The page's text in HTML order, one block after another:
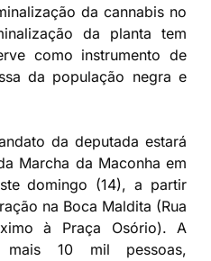
da cannabis no
da planta tem
como instrumento de
da população negra e
da deputada estará
Marcha da Maconha em
domingo (14), a partir
na Boca Maldita (Rua
à Praça Osório). A
mais 10 mil pessoas,